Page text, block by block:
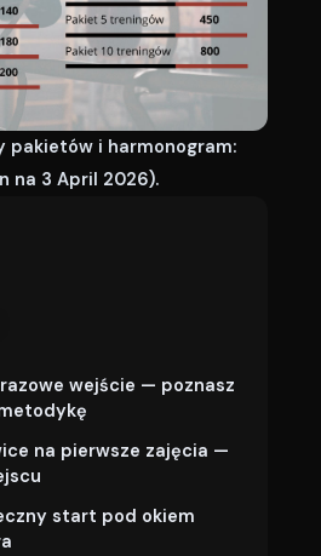
pakietów i harmonogram:
na 3 April 2026).
wejście — poznasz
na pierwsze zajęcia —
start pod okiem